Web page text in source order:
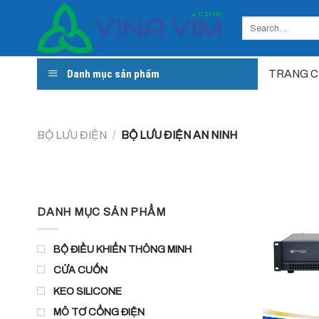
content
Danh mục sản phẩm TRANG
BỘ LƯU ĐIỆN / BỘ LƯU ĐIỆN AN NINH
DANH MỤC SẢN PHẨM
BỘ ĐIỀU KHIỂN THÔNG MINH
CỬA CUỐN
KEO SILICONE
MÔ TƠ CỔNG ĐIỆN